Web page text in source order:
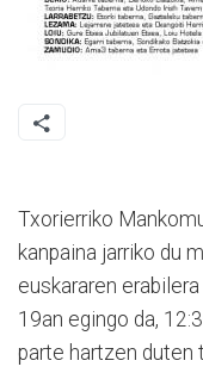
Txorierriko
kanpaina jarriko du
euskararen
19an egingo da,
parte hartzen duten